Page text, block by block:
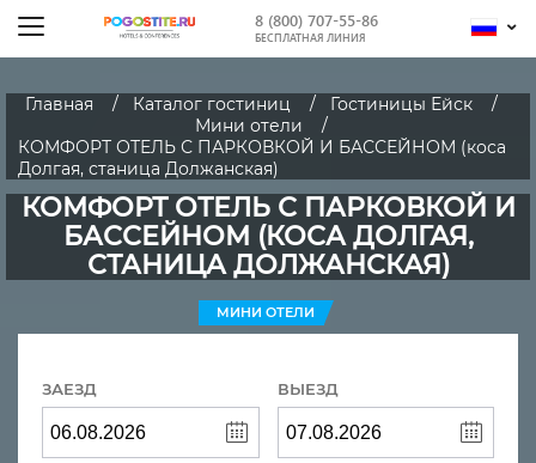
8 (800) 707-55-86
БЕСПЛАТНАЯ ЛИНИЯ
Главная Каталог гостиниц
Гостиницы Ейск
Мини отели
КОМФОРТ ОТЕЛЬ С ПАРКОВКОЙ И БАССЕЙНОМ (коса
Долгая, станица Должанская)
КОМФОРТ ОТЕЛЬ С ПАРКОВКОЙ И
БАССЕЙНОМ (КОСА ДОЛГАЯ,
СТАНИЦА ДОЛЖАНСКАЯ)
МИНИ ОТЕЛИ
ЗАЕЗД ВЫЕЗД